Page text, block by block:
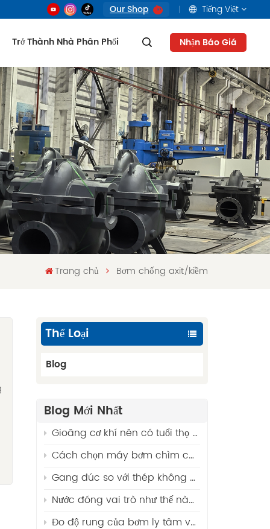
Our Shop Tiếng Việt
français
русский
العربية
Tiếng Việt
Indonesia
Trở Thành Nhà Phân Phối Nhận Báo Giá
Trang chủ Bơm chống axit/kiềm
Thể Loại
Blog
Blog Mới Nhất
Gioăng cơ khí nên có tuổi thọ bao lâu? Các yếu tố và hướng dẫn thay thế
Cách chọn máy bơm chìm cho giếng khoan?
Gang đúc so với thép không gỉ 316 - Vật liệu tốt nhất cho máy bơm nước thải
Nước đóng vai trò như thế nào trong việc đảm bảo hoạt động liên tục của các ngành công nghiệp?
Đo độ rung của bơm ly tâm và phân tích các lỗi thường gặp.